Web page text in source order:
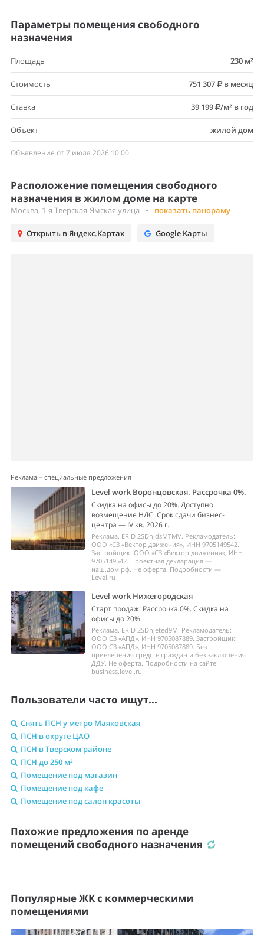
Параметры помещения свободного
назначения
Площадь 230 м²
Стоимость 751 307 в месяц
Ставка 39 199 /м² в год
Объект жилой дом
Объявление от 7 июля 2026 10:00
Расположение помещения свободного
назначения в жилом доме на карте
Москва, 1-я Тверская-Ямская улица • показать панораму
Открыть в Яндекс.Картах Google Карты
Реклама – специальные предложения
Level work Воронцовская. Рассрочка 0%.
Скидка на офисы до 20%. Доступно
возмещение НДС. Срок сдачи бизнес-
центра — IV кв. 2026 г.
Реклама. ERID 2SDnjdsMTMV. Рекламодатель:
ООО «СЗ «Вектор движения», ИНН 9705149542.
Застройщик: ООО «СЗ «Вектор движения», ИНН
9705149542. Проектная декларация —
наш.дом.рф. Не оферта. Подробности —
Level.ru
Level work Нижегородская
Старт продаж! Рассрочка 0%. Скидка на
офисы до 20%.
Реклама. ERID 2SDnjeted9M. Рекламодатель:
ООО СЗ «АПД», ИНН 9705087889. Застройщик:
ООО СЗ «АПД», ИНН 9705087889. Без
привлечения средств граждан и без заключения
ДДУ. Не оферта. Подробности на сайте
business.level.ru.
Пользователи часто ищут...
Снять ПСН у метро Маяковская
ПСН в округе ЦАО
ПСН в Тверском районе
ПСН до 250 м²
Помещение под магазин
Помещение под кафе
Помещение под салон красоты
Похожие предложения по аренде
помещений свободного назначения
Популярные ЖК с коммерческими
помещениями